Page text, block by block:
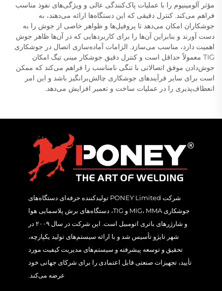
مؤثر آلومینیوم را با عملیات پاک‌کنندگی عالی و ویژگی‌های نفوذ مناسب
فراهم می‌کند. کنترل دقیقی که این دستگاه‌ها ارائه می‌دهند، به
جوشکاران امکان می‌دهد تا پروفیل‌ها و ظواهر خاصی از جوش را به
دست آورند و بنابراین آن‌ها را برای کاربردهایی که در آن‌ها ظاهر جوش
اهمیت دارد، مناسب می‌سازد. الزامات آماده‌سازی اتصال در جوشکاری
TIG معمولاً حداقل است و کنترل دقیق جوشکار مینی تیگ امکان
جوش‌دادن موفق اتصالاتی با تنگی نامناسب را فراهم می‌کند که ممکن
است برای سایر فرآیندهای جوشکاری چالش‌برانگیز باشد و این امر
انعطاف‌پذیری را در عملیات ساخت و تعمیر افزایش می‌دهد.
شرکت PONEY Limited تولیدکننده حرفه‌ای دستگاه‌های
جوشکاری MIG، MMA و TIG، دستگاه‌های برش پلاسمایی هوا
و شارژرهای باتری اتومبیل است. این شرکت در سال ۲۰۰۹ در
شهر تایژو تأسیس شد و با ارائه سیستم‌های تولید یکپارچه،
تحقیق و توسعه پیشرفته و سیستم‌های مدیریت کیفیت مورد
تأیید، تجهیزات صنعتی قابل اعتمادی را برای شرکای جهانی خود
عرضه می‌کند.